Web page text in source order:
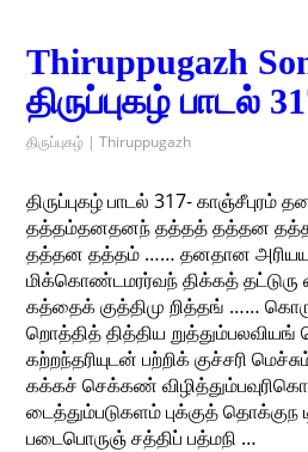
Thiruppugazh
திருப்புகழ் பாடல்
திருப்புகழ் | Thiruppugazh
திருப்புகழ் பாடல் 317-
தத்தம்தனதனந் தத்தத் தத்தன
தத்தன தத்தம் …… தனதான அரியயன்
மிக்கொண்டமரர்வந் திக்கத்
கத்தைக் குத்திமு றித்தங் ……
றொத்தித் தித்திய
கற்றந்தரியுடன் பற்றிக் குச்சரி
கக்கச் செக்கண்
டைத்தும்படுகளம் புக்குத் தொக்குந
படைபொருஞ் சத்திப் பத்மநி …